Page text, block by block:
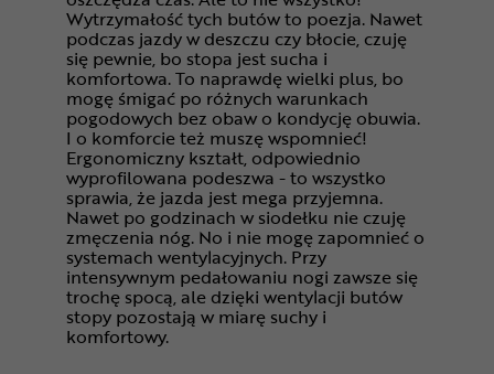
Wytrzymałość tych butów to poezja. Nawet
podczas jazdy w deszczu czy błocie, czuję
się pewnie, bo stopa jest sucha i
komfortowa. To naprawdę wielki plus, bo
mogę śmigać po różnych warunkach
pogodowych bez obaw o kondycję obuwia.
I o komforcie też muszę wspomnieć!
Ergonomiczny kształt, odpowiednio
wyprofilowana podeszwa - to wszystko
sprawia, że jazda jest mega przyjemna.
Nawet po godzinach w siodełku nie czuję
zmęczenia nóg. No i nie mogę zapomnieć o
systemach wentylacyjnych. Przy
intensywnym pedałowaniu nogi zawsze się
trochę spocą, ale dzięki wentylacji butów
stopy pozostają w miarę suchy i
komfortowy.